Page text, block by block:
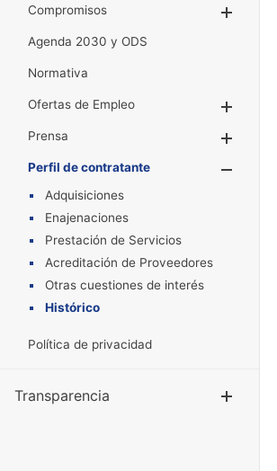
Compromisos
Agenda 2030 y ODS
Normativa
Ofertas de Empleo
Prensa
Perfil de contratante
Adquisiciones
Enajenaciones
Prestación de Servicios
Acreditación de Proveedores
Otras cuestiones de interés
Histórico
Política de privacidad
Transparencia